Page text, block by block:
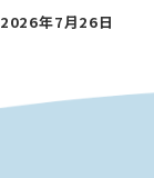
投
2026年7月26日